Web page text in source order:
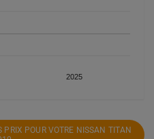
2025
POUR VOTRE NISSAN TITAN